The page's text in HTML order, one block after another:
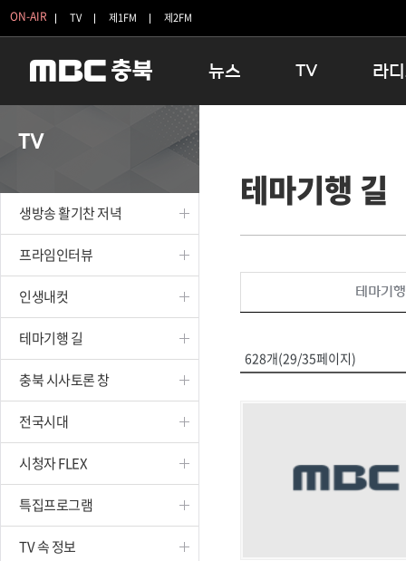
ON-AIR TV 제1FM 제2FM
뉴스
보은
옥천
TV
인생내컷
테마기행 길
시청자 FLEX
라
16:00
우리 고
TV
생방송 활기찬 저녁
프라임인터뷰
인생내컷
테마기행 길
충북 시사토론 창
전국시대
시청자 FLEX
특집프로그램
TV 속 정보
테마기행 길
테마기
628개(29/35페이지)